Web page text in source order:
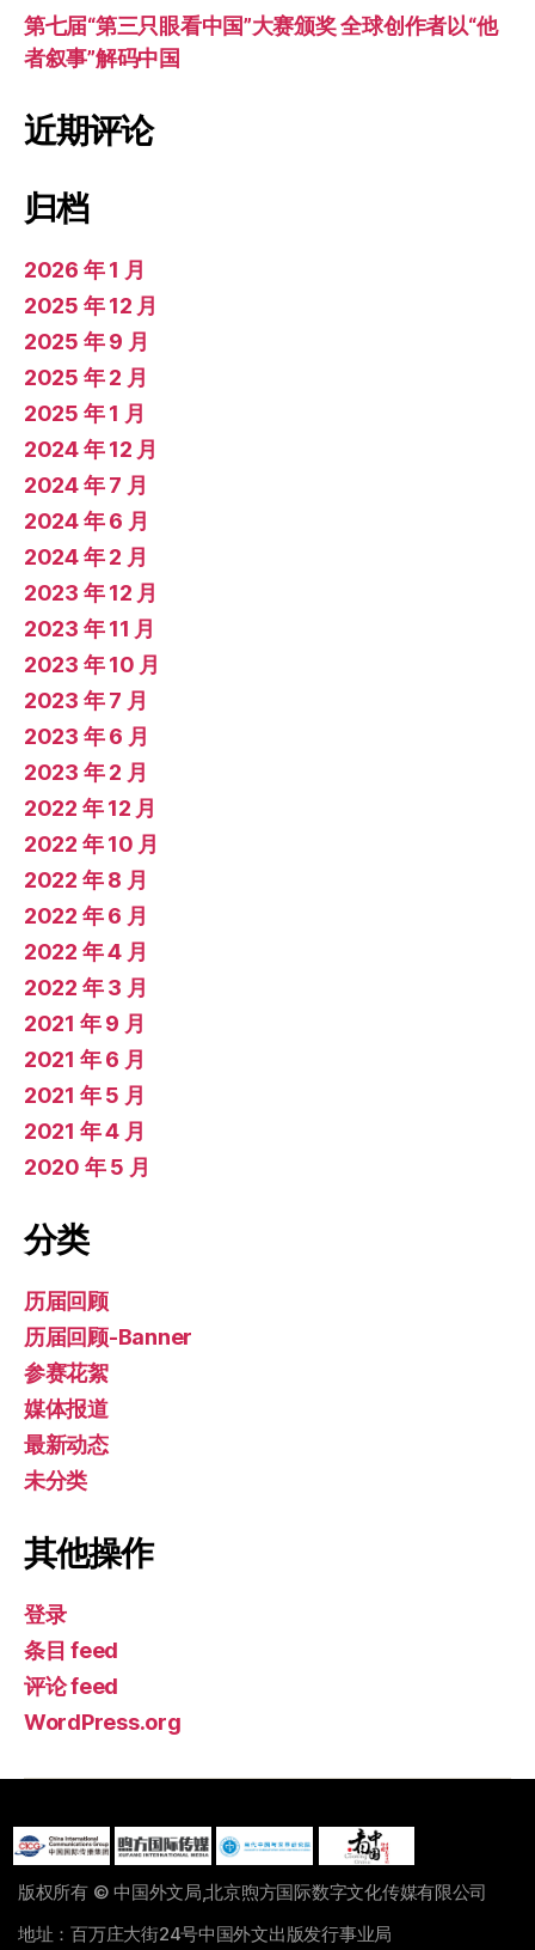
第七届“第三只眼看中国”大赛颁奖 全球创作者以“他
者叙事”解码中国
近期评论
归档
2026 年 1 月
2025 年 12 月
2025 年 9 月
2025 年 2 月
2025 年 1 月
2024 年 12 月
2024 年 7 月
2024 年 6 月
2024 年 2 月
2023 年 12 月
2023 年 11 月
2023 年 10 月
2023 年 7 月
2023 年 6 月
2023 年 2 月
2022 年 12 月
2022 年 10 月
2022 年 8 月
2022 年 6 月
2022 年 4 月
2022 年 3 月
2021 年 9 月
2021 年 6 月
2021 年 5 月
2021 年 4 月
2020 年 5 月
分类
历届回顾
历届回顾-Banner
参赛花絮
媒体报道
最新动态
未分类
其他操作
登录
条目 feed
评论 feed
WordPress.org
版权所有 © 中国外文局,北京煦方国际数字文化传媒有限公司
地址：百万庄大街24号中国外文出版发行事业局